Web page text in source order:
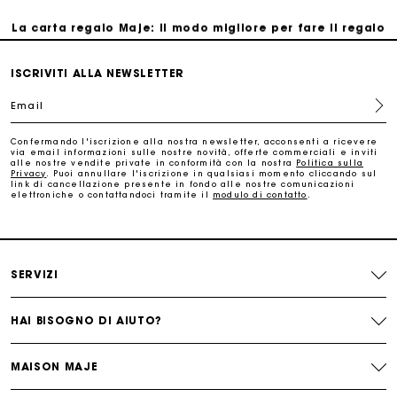
La carta regalo Maje: il modo migliore per fare il regalo
perfetto
Consegna a domicilio offerta entro 2-3 giorni
Cambi & Resi gratuiti
La carta regalo Maje: il modo migliore per fare il regalo
ISCRIVITI ALLA NEWSLETTER
Email
Confermando l'iscrizione alla nostra newsletter, acconsenti a ricevere
via email informazioni sulle nostre novità, offerte commerciali e inviti
alle nostre vendite private in conformità con la nostra Politica sulla
Privacy
. Puoi annullare l'iscrizione in qualsiasi momento cliccando sul
link di cancellazione presente in fondo alle nostre comunicazioni
elettroniche o contattandoci tramite il modulo di contatto
SERVIZI
HAI BISOGNO DI AIUTO?
MAISON MAJE